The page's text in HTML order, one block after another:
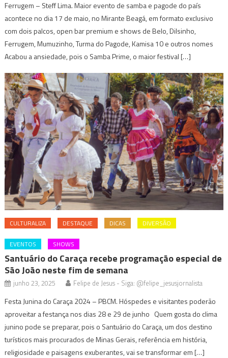
Ferrugem – Steff Lima. Maior evento de samba e pagode do país
acontece no dia 17 de maio, no Mirante Beagá, em formato exclusivo
com dois palcos, open bar premium e shows de Belo, Dilsinho,
Ferrugem, Mumuzinho, Turma do Pagode, Kamisa 10 e outros nomes
Acabou a ansiedade, pois o Samba Prime, o maior festival […]
CULTURALIZA DESTAQUE DICAS DIVERSÃO
EVENTOS SHOWS
Santuário do Caraça recebe programação especial de
São João neste fim de semana
junho 23, 2025 Felipe de Jesus - Siga: @felipe_jesusjornalista
Festa Junina do Caraça 2024 – PBCM. Hóspedes e visitantes poderão
aproveitar a festança nos dias 28 e 29 de junho Quem gosta do clima
junino pode se preparar, pois o Santuário do Caraça, um dos destino
turísticos mais procurados de Minas Gerais, referência em história,
religiosidade e paisagens exuberantes, vai se transformar em […]